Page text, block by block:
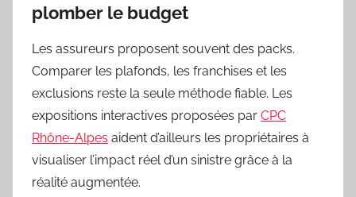
plomber le budget
Les assureurs proposent souvent des packs.
Comparer les plafonds, les franchises et les
exclusions reste la seule méthode fiable. Les
expositions interactives proposées par CPC
Rhône-Alpes aident d’ailleurs les propriétaires à
visualiser l’impact réel d’un sinistre grâce à la
réalité augmentée.